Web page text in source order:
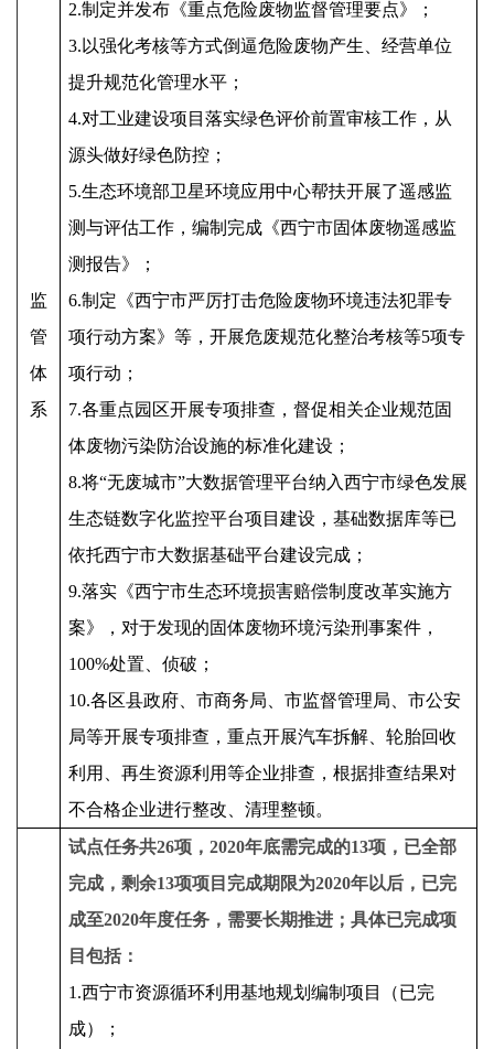
监
管
体
系
2.制定并发布《重点危险废物监督管理要点》；
3.以强化考核等方式倒逼危险废物产生、经营单位
提升规范化管理水平；
4.对工业建设项目落实绿色评价前置审核工作，从
源头做好绿色防控；
5.生态环境部卫星环境应用中心帮扶开展了遥感监
测与评估工作，编制完成《西宁市固体废物遥感监
测报告》；
6.制定《西宁市严厉打击危险废物环境违法犯罪专
项行动方案》等，开展危废规范化整治考核等5项专
项行动；
7.各重点园区开展专项排查，督促相关企业规范固
体废物污染防治设施的标准化建设；
8.将“无废城市”大数据管理平台纳入西宁市绿色发展
生态链数字化监控平台项目建设，基础数据库等已
依托西宁市大数据基础平台建设完成；
9.落实《西宁市生态环境损害赔偿制度改革实施方
案》，对于发现的固体废物环境污染刑事案件，
100%处置、侦破；
10.各区县政府、市商务局、市监督管理局、市公安
局等开展专项排查，重点开展汽车拆解、轮胎回收
利用、再生资源利用等企业排查，根据排查结果对
不合格企业进行整改、清理整顿。
试点任务共26项 ，2020年底需完成的13项，已全部
完成，剩余13项项目完成期限为2020年以后，已完
成至2020年度任务，需要长期推进；具体已完成项
目包括：
1.西宁市资源循环利用基地规划编制项目（已完
成）；